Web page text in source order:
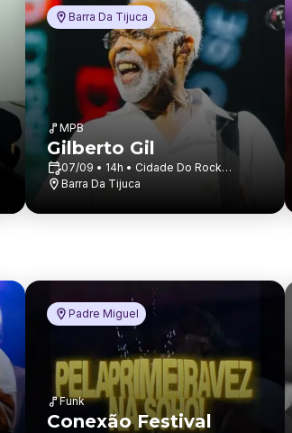
Barra Da Tijuca
MPB
Gilberto Gil
07/09 • 14h • Cidade Do Rock
(parque Olímpico Do Ri...
Barra Da Tijuca
Padre Miguel
Funk
Conexão Festival